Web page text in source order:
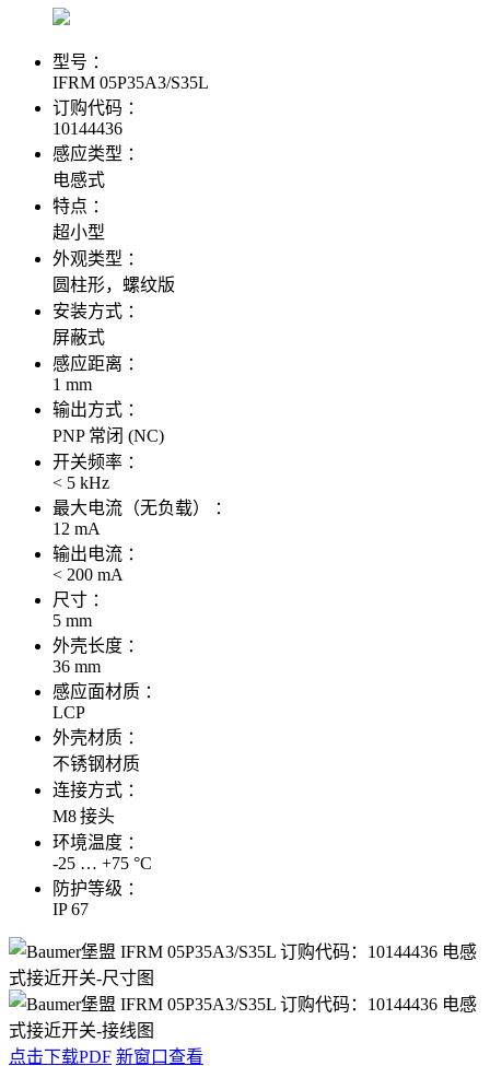
型号 ：
IFRM 05P35A3/S35L
订购代码 ：
10144436
感应类型 ：
电感式
特点 ：
超小型
外观类型 ：
圆柱形，螺纹版
安装方式 ：
屏蔽式
感应距离 ：
1 mm
输出方式 ：
PNP 常闭 (NC)
开关频率 ：
< 5 kHz
最大电流（无负载） ：
12 mA
输出电流 ：
< 200 mA
尺寸 ：
5 mm
外壳长度 ：
36 mm
感应面材质 ：
LCP
外壳材质 ：
不锈钢材质
连接方式 ：
M8 接头
环境温度 ：
-25 … +75 °C
防护等级 ：
IP 67
点击下载PDF 新窗口查看